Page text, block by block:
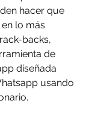
hacer que
lo más
backs,
de
diseñada
usando